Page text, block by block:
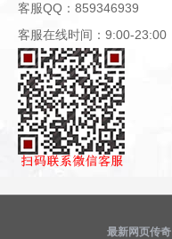
客服QQ：859346939
客服在线时间：9:00-23:00
最新网页传奇